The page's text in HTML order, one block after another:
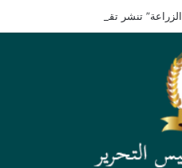
الزراعة” تنشر تقريرًا بأنشطة معامل